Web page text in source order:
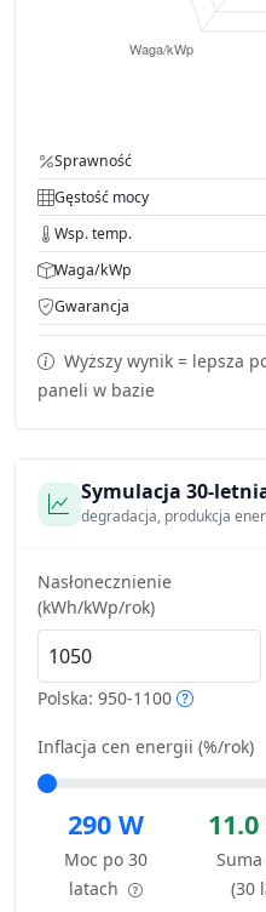
Sprawność
Gęstość mocy
Wsp. temp.
Waga/kWp
Gwarancja
Wyższy wynik = lepsza
paneli w bazie
Symulacja 30-
degradacja, produkcja
Nasłonecznienie
(kWh/kWp/rok)
Polska: 950-1100
Inflacja cen energii (%/rok)
290 W
Moc po 30
latach
(30